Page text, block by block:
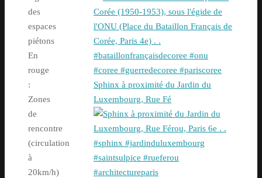
des
espaces
piétons
En
rouge
:
Zones
de
rencontre
(circulation
à
20km/h)
Sphinx à proximité du Jardin du
Luxembourg, Rue Fé